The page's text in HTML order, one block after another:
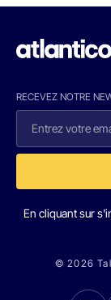
RECEVEZ NOTRE
En cliquant sur
© 2026